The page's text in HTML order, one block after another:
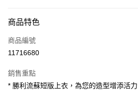
信用卡一次付款
超商取貨付款
Apple Pay
商品特色
商品編號
11716680
銷售重點
* 勝利流蘇短版上衣，為您的造型增添活力